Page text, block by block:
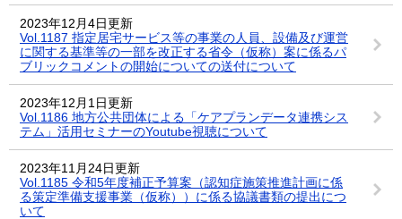
2023年12月4日更新
Vol.1187 指定居宅サービス等の事業の人員、設備及び運営
に関する基準等の一部を改正する省令（仮称）案に係るパ
ブリックコメントの開始についての送付について
2023年12月1日更新
Vol.1186 地方公共団体による「ケアプランデータ連携シス
テム」活用セミナーのYoutube視聴について
2023年11月24日更新
Vol.1185 令和5年度補正予算案（認知症施策推進計画に係
る策定準備支援事業（仮称））に係る協議書類の提出につ
いて